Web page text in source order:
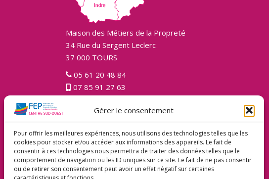
Gérer le consentement
Pour offrir les meilleures expériences, nous utilisons des technologies telles que les
cookies pour stocker et/ou accéder aux informations des appareils. Le fait de
consentir à ces technologies nous permettra de traiter des données telles que le
comportement de navigation ou les ID uniques sur ce site. Le fait de ne pas consentir
ou de retirer son consentement peut avoir un effet négatif sur certaines
Maison des Métiers de la Propreté
34 Rue du Sergent Leclerc
37 000 TOURS
05 61 20 48 84
07 85 91 27 63